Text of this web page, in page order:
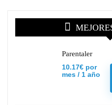
Parentaler
10.17€ por
mes / 1 año